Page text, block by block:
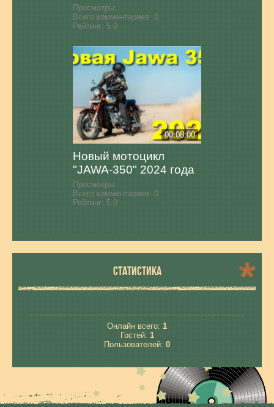
Просмотры:
Всего комментариев: 0
Рейтинг: 5.0
00:08:00
Новый мотоцикл
"JAWA-350" 2024 года
Просмотры:
Всего комментариев: 0
Рейтинг: 5.0
СТАТИСТИКА
Онлайн всего: 1
Гостей: 1
Пользователей: 0